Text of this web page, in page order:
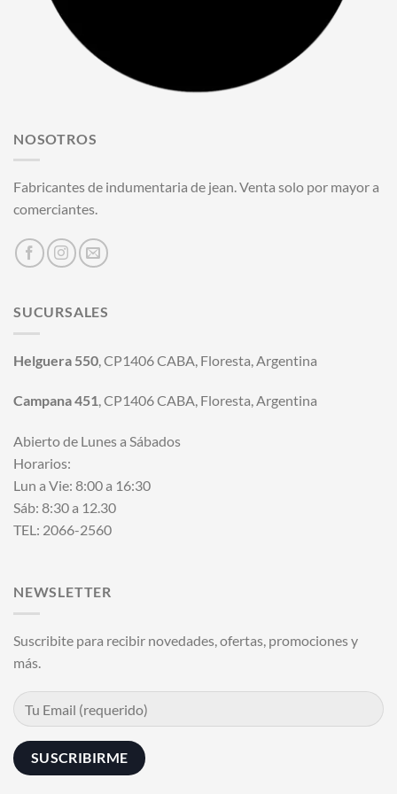
NOSOTROS
Fabricantes de indumentaria de jean. Venta solo por mayor a
comerciantes.
SUCURSALES
Helguera 550 , CP1406 CABA, Floresta, Argentina
Campana 451, CP1406 CABA, Floresta, Argentina
Abierto de Lunes a Sábados
Horarios:
Lun a Vie: 8:00 a 16:30
Sáb: 8:30 a 12.30
TEL: 2066-2560
NEWSLETTER
Suscribite para recibir novedades, ofertas, promociones y
más.